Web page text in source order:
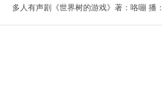
多人有声剧《世界树的游戏》著：咯嘣 播：